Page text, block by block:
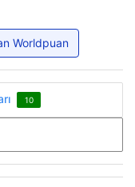
Worldpuan
10